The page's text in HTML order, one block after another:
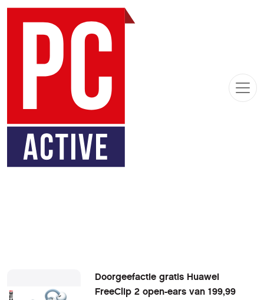
Doorgeefactie gratis Huawei
FreeClip 2 open-ears van 199,99